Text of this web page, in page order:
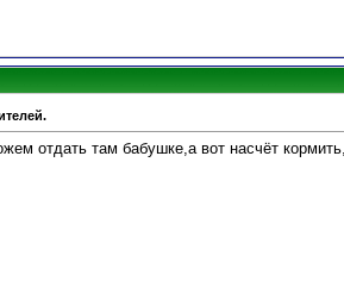
отдать там бабушке,а вот насчёт